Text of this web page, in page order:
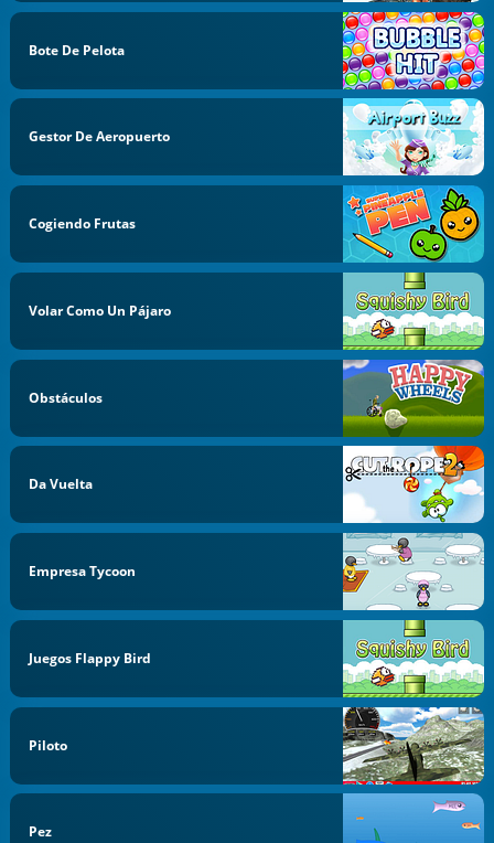
Bote De Pelota
Gestor De Aeropuerto
Cogiendo Frutas
Volar Como Un Pájaro
Obstáculos
Da Vuelta
Empresa Tycoon
Juegos Flappy Bird
Piloto
Pez